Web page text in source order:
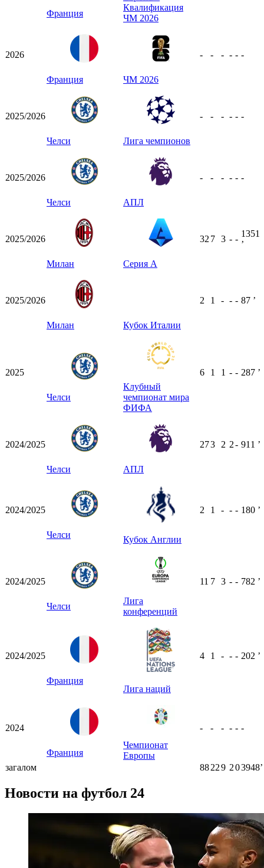
Франция
Квалификация
ЧМ 2026
2026
Франция ЧМ 2026
- - - - - -
2025/2026
Челси Лига чемпионов
- - - - - -
2025/2026
Челси АПЛ
- - - - - -
2025/2026
Милан Серия А
32 7 3 - -
1351
ʼ
2025/2026
Милан Кубок Италии
2 1 - - - 87 ʼ
2025
Челси
Клубный
чемпионат мира
ФИФА
6 1 1 - - 287 ʼ
2024/2025
Челси АПЛ
273 2 2- 911 ʼ
2024/2025
Челси Кубок Англии
2 1 - - - 180 ʼ
2024/2025
Челси
Лига
конференций
11 7 3 - - 782 ʼ
2024/2025
Франция
Лига наций
4 1 - - - 202 ʼ
2024
Франция
Чемпионат
Европы
- - - - - -
загалом 88229 203948ʼ
Новости на футбол 24